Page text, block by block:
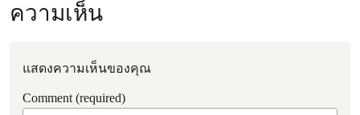
ความเห็น
แสดงความเห็นของคุณ
Comment (required)